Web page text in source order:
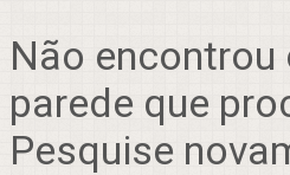
Não encontrou
parede que
Pesquise